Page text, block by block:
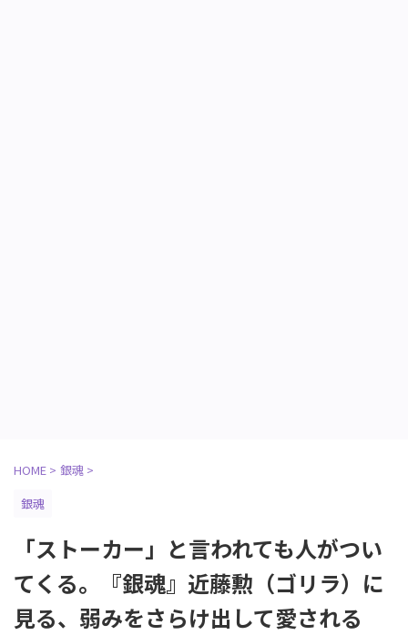
HOME > 銀魂 >
銀魂
「ストーカー」と言われても人がつい
てくる。『銀魂』近藤勲（ゴリラ）に
見る、弱みをさらけ出して愛される